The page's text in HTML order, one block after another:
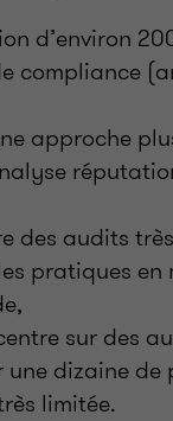
d’environ
compliance
approche
des audits
pratiques en
sur des
dizaine de
limitée.